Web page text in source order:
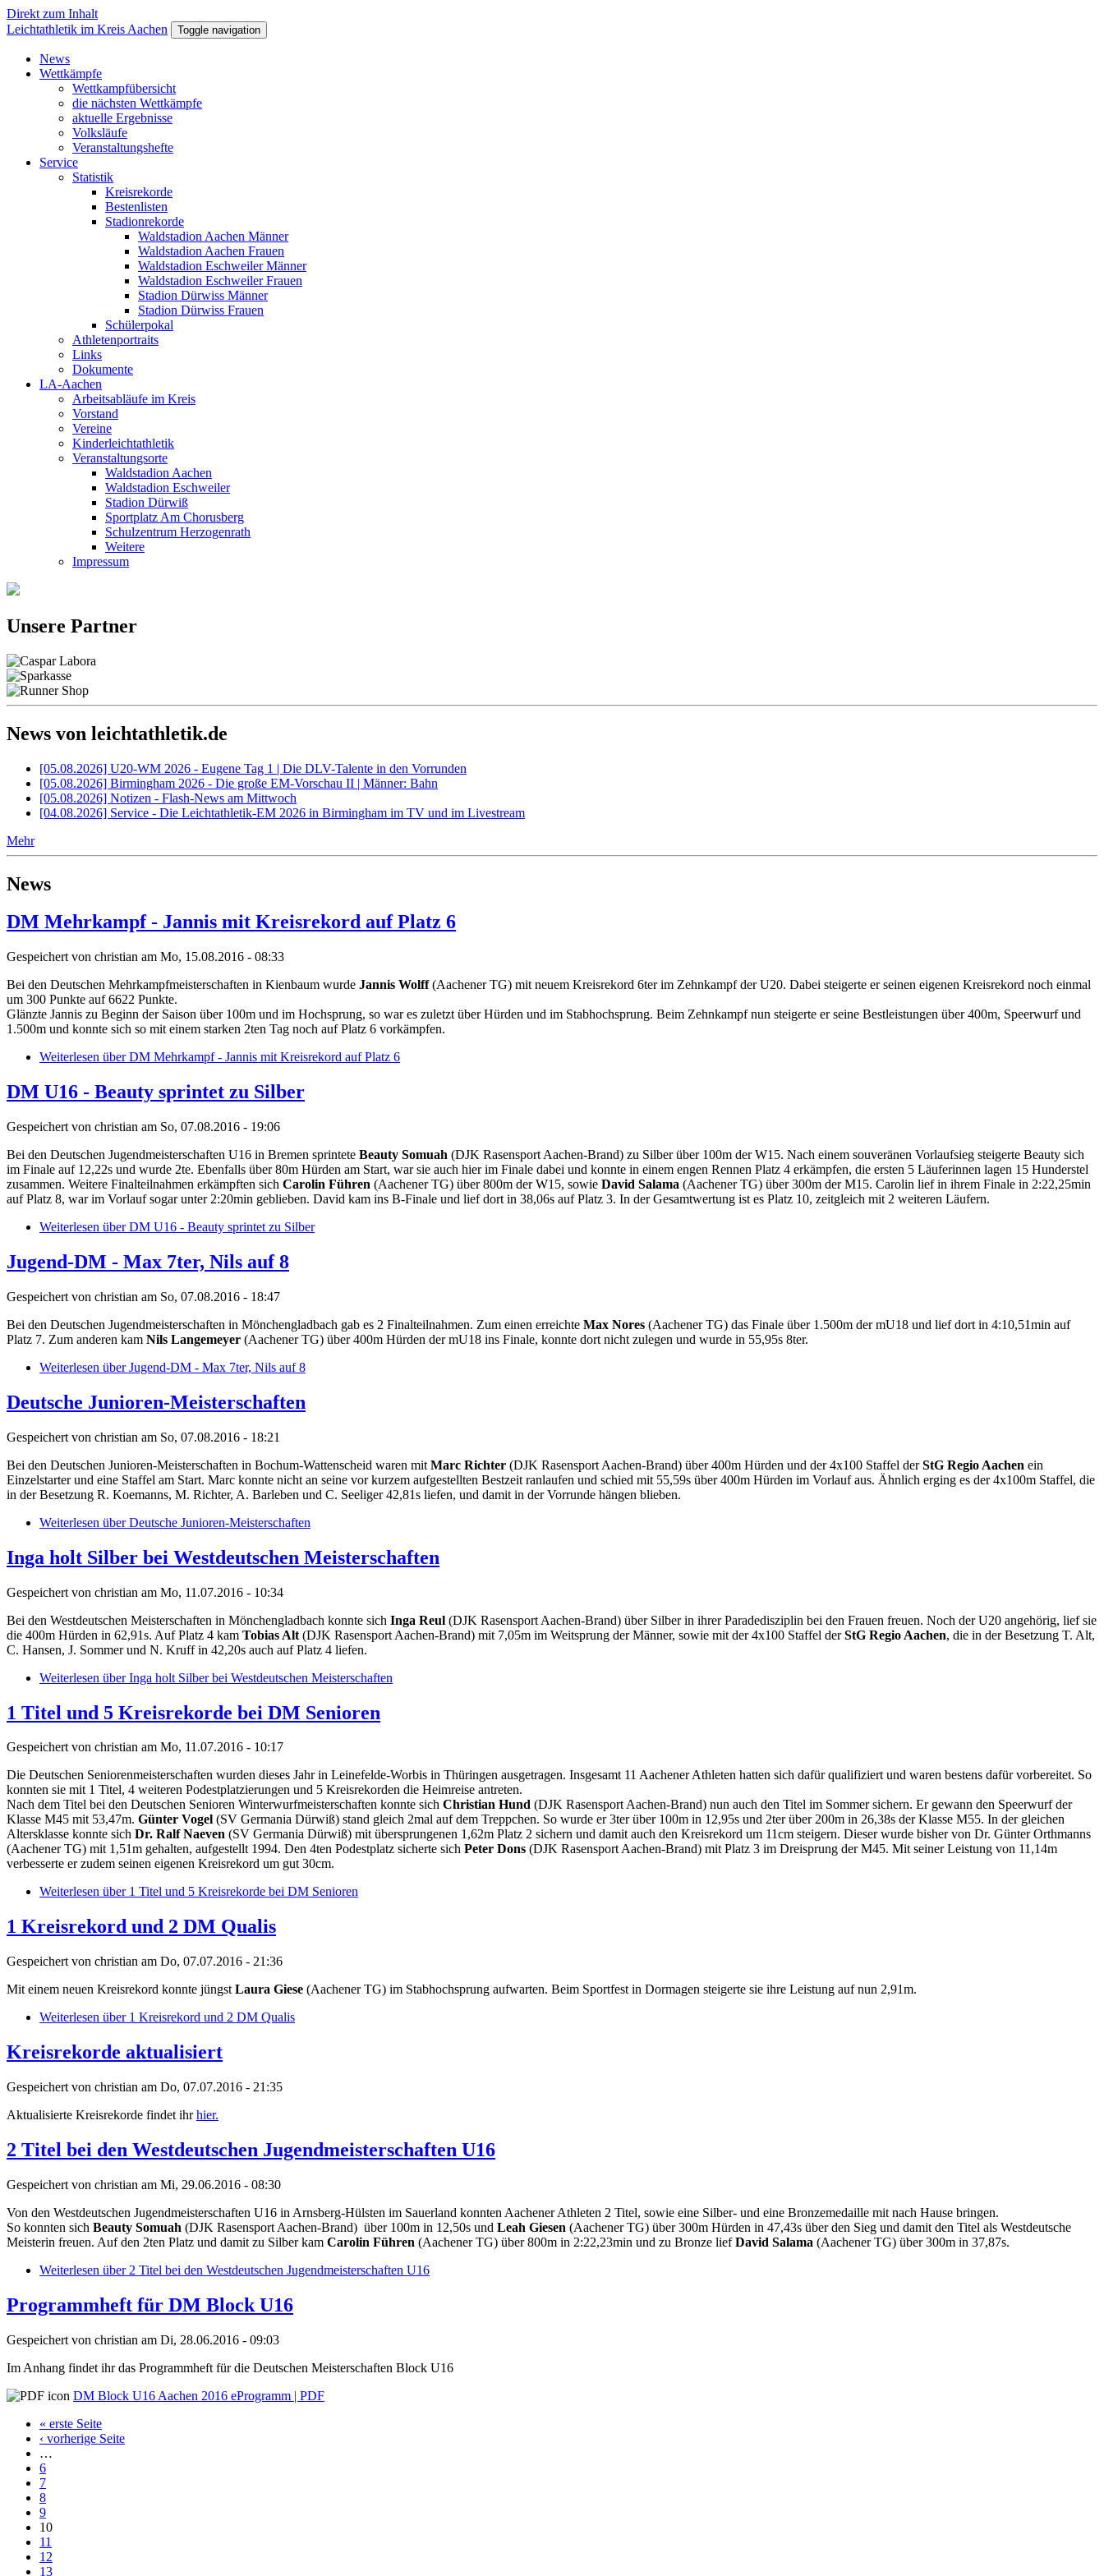
Direkt zum Inhalt
Leichtathletik im Kreis Aachen
Toggle navigation
News
Wettkämpfe
Wettkampfübersicht
die nächsten Wettkämpfe
aktuelle Ergebnisse
Volksläufe
Veranstaltungshefte
Service
Statistik
Kreisrekorde
Bestenlisten
Stadionrekorde
Waldstadion Aachen Männer
Waldstadion Aachen Frauen
Waldstadion Eschweiler Männer
Waldstadion Eschweiler Frauen
Stadion Dürwiss Männer
Stadion Dürwiss Frauen
Schülerpokal
Athletenportraits
Links
Dokumente
LA-Aachen
Arbeitsabläufe im Kreis
Vorstand
Vereine
Kinderleichtathletik
Veranstaltungsorte
Waldstadion Aachen
Waldstadion Eschweiler
Stadion Dürwiß
Sportplatz Am Chorusberg
Schulzentrum Herzogenrath
Weitere
Impressum
Unsere Partner
News von leichtathletik.de
[05.08.2026] U20-WM 2026 - Eugene Tag 1 | Die DLV-Talente in den Vorrunden
[05.08.2026] Birmingham 2026 - Die große EM-Vorschau II | Männer: Bahn
[05.08.2026] Notizen - Flash-News am Mittwoch
[04.08.2026] Service - Die Leichtathletik-EM 2026 in Birmingham im TV und im Livestream
Mehr
News
DM Mehrkampf - Jannis mit Kreisrekord auf Platz 6
Gespeichert von christian am Mo, 15.08.2016 - 08:33
Bei den Deutschen Mehrkampfmeisterschaften in Kienbaum wurde Jannis Wolff(Aachener TG) mit neuem Kreisrekord 6ter im Zehnkampf der U20. Dabei steigerte er seinen eigenen Kreisrekord noch einmal
um 300 Punkte auf 6622 Punkte.
Glänzte Jannis zu Beginn der Saison über 100m und im Hochsprung, so war es zuletzt über Hürden und im Stabhochsprung. Beim Zehnkampf nun steigerte er seine Bestleistungen über 400m, Speerwurf und
1.500m und konnte sich so mit einem starken 2ten Tag noch auf Platz 6 vorkämpfen.
Weiterlesen über DM Mehrkampf - Jannis mit Kreisrekord auf Platz 6
DM U16 - Beauty sprintet zu Silber
Gespeichert von christian am So, 07.08.2016 - 19:06
Bei den Deutschen Jugendmeisterschaften U16 in Bremen sprintete Beauty Somuah (DJK Rasensport Aachen-Brand) zu Silber über 100m der W15. Nach einem souveränen Vorlaufsieg steigerte Beauty sich
im Finale auf 12,22s und wurde 2te. Ebenfalls über 80m Hürden am Start, war sie auch hier im Finale dabei und konnte in einem engen Rennen Platz 4 erkämpfen, die ersten 5 Läuferinnen lagen 15 Hunderstel
zusammen. Weitere Finalteilnahmen erkämpften sich Carolin Führen (Aachener TG) über 800m der W15, sowie David Salama (Aachener TG) über 300m der M15. Carolin lief in ihrem Finale in 2:22,25min
auf Platz 8, war im Vorlauf sogar unter 2:20min geblieben. David kam ins B-Finale und lief dort in 38,06s auf Platz 3. In der Gesamtwertung ist es Platz 10, zeitgleich mit 2 weiteren Läufern.
Weiterlesen über DM U16 - Beauty sprintet zu Silber
Jugend-DM - Max 7ter, Nils auf 8
Gespeichert von christian am So, 07.08.2016 - 18:47
Bei den Deutschen Jugendmeisterschaften in Mönchengladbach gab es 2 Finalteilnahmen. Zum einen erreichte Max Nores (Aachener TG) das Finale über 1.500m der mU18 und lief dort in 4:10,51min auf
Platz 7. Zum anderen kam Nils Langemeyer (Aachener TG) über 400m Hürden der mU18 ins Finale, konnte dort nicht zulegen und wurde in 55,95s 8ter.
Weiterlesen über Jugend-DM - Max 7ter, Nils auf 8
Deutsche Junioren-Meisterschaften
Gespeichert von christian am So, 07.08.2016 - 18:21
Bei den Deutschen Junioren-Meisterschaften in Bochum-Wattenscheid waren mit Marc Richter (DJK Rasensport Aachen-Brand) über 400m Hürden und der 4x100 Staffel derStG Regio Aachen ein
Einzelstarter und eine Staffel am Start. Marc konnte nicht an seine vor kurzem aufgestellten Bestzeit ranlaufen und schied mit 55,59s über 400m Hürden im Vorlauf aus. Ähnlich erging es der 4x100m Staffel, die
in der Besetzung R. Koemanns, M. Richter, A. Barleben und C. Seeliger 42,81s liefen, und damit in der Vorrunde hängen blieben.
Weiterlesen über Deutsche Junioren-Meisterschaften
Inga holt Silber bei Westdeutschen Meisterschaften
Gespeichert von christian am Mo, 11.07.2016 - 10:34
Bei den Westdeutschen Meisterschaften in Mönchengladbach konnte sich Inga Reul (DJK Rasensport Aachen-Brand) über Silber in ihrer Paradedisziplin bei den Frauen freuen. Noch der U20 angehörig, lief sie
die 400m Hürden in 62,91s. Auf Platz 4 kam Tobias Alt (DJK Rasensport Aachen-Brand) mit 7,05m im Weitsprung der Männer, sowie mit der 4x100 Staffel derStG Regio Aachen, die in der Besetzung T. Alt,
C. Hansen, J. Sommer und N. Kruff in 42,20s auch auf Platz 4 liefen.
Weiterlesen über Inga holt Silber bei Westdeutschen Meisterschaften
1 Titel und 5 Kreisrekorde bei DM Senioren
Gespeichert von christian am Mo, 11.07.2016 - 10:17
Die Deutschen Seniorenmeisterschaften wurden dieses Jahr in Leinefelde-Worbis in Thüringen ausgetragen. Insgesamt 11 Aachener Athleten hatten sich dafür qualifiziert und waren bestens dafür vorbereitet. So
konnten sie mit 1 Titel, 4 weiteren Podestplatzierungen und 5 Kreisrekorden die Heimreise antreten.
Nach dem Titel bei den Deutschen Senioren Winterwurfmeisterschaften konnte sich Christian Hund (DJK Rasensport Aachen-Brand) nun auch den Titel im Sommer sichern. Er gewann den Speerwurf der
Klasse M45 mit 53,47m. Günter Vogel (SV Germania Dürwiß) stand gleich 2mal auf dem Treppchen. So wurde er 3ter über 100m in 12,95s und 2ter über 200m in 26,38s der Klasse M55. In der gleichen
Altersklasse konnte sich Dr. Ralf Naeven (SV Germania Dürwiß) mit übersprungenen 1,62m Platz 2 sichern und damit auch den Kreisrekord um 11cm steigern. Dieser wurde bisher von Dr. Günter Orthmanns
(Aachener TG) mit 1,51m gehalten, aufgestellt 1994. Den 4ten Podestplatz sicherte sich Peter Dons (DJK Rasensport Aachen-Brand) mit Platz 3 im Dreisprung der M45. Mit seiner Leistung von 11,14m
verbesserte er zudem seinen eigenen Kreisrekord um gut 30cm.
Weiterlesen über 1 Titel und 5 Kreisrekorde bei DM Senioren
1 Kreisrekord und 2 DM Qualis
Gespeichert von christian am Do, 07.07.2016 - 21:36
Mit einem neuen Kreisrekord konnte jüngst Laura Giese (Aachener TG) im Stabhochsprung aufwarten. Beim Sportfest in Dormagen steigerte sie ihre Leistung auf nun 2,91m.
Weiterlesen über 1 Kreisrekord und 2 DM Qualis
Kreisrekorde aktualisiert
Gespeichert von christian am Do, 07.07.2016 - 21:35
Aktualisierte Kreisrekorde findet ihrhier.
2 Titel bei den Westdeutschen Jugendmeisterschaften U16
Gespeichert von christian am Mi, 29.06.2016 - 08:30
Von den Westdeutschen Jugendmeisterschaften U16 in Arnsberg-Hülsten im Sauerland konnten Aachener Athleten 2 Titel, sowie eine Silber- und eine Bronzemedaille mit nach Hause bringen.
So konnten sich Beauty Somuah (DJK Rasensport Aachen-Brand) über 100m in 12,50s und Leah Giesen (Aachener TG) über 300m Hürden in 47,43s über den Sieg und damit den Titel als Westdeutsche
Meisterin freuen. Auf den 2ten Platz und damit zu Silber kam Carolin Führen (Aachener TG) über 800m in 2:22,23min und zu Bronze liefDavid Salama (Aachener TG) über 300m in 37,87s.
Weiterlesen über 2 Titel bei den Westdeutschen Jugendmeisterschaften U16
Programmheft für DM Block U16
Gespeichert von christian am Di, 28.06.2016 - 09:03
Im Anhang findet ihr das Programmheft für die Deutschen Meisterschaften Block U16
DM Block U16 Aachen 2016 eProgramm | PDF
« erste Seite
‹ vorherige Seite
…
6
7
8
9
10
11
12
13